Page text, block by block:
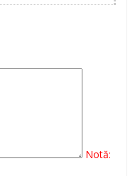
Notă: